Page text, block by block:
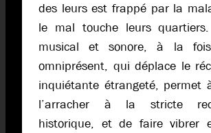
des leurs est frappé par la
le mal touche leurs
musical et sonore, à la
omniprésent, qui déplace le
inquiétante étrangeté, permet
l’arracher à la stricte
historique, et de faire vibrer